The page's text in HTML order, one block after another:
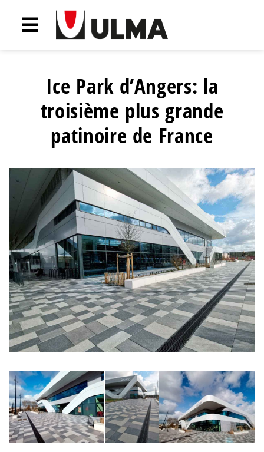
Ice Park d’Angers: la
troisième plus grande
patinoire de France